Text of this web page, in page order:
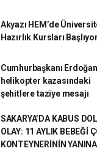
Akyazı HEM’de
Hazırlık Kursları
Cumhurbaşkanı
helikopter kazasındaki
şehitlere taziye mesajı
SAKARYA’DA KABUS
OLAY: 11 AYLIK BEBEĞİ
KONTEYNERİNİN YANINA